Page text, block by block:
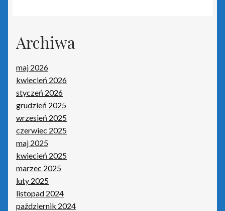
Tonery i tusze
WAPRO by Asseco
Zamówienie
Zdalna pomoc
Archiwa
maj 2026
kwiecień 2026
styczeń 2026
grudzień 2025
wrzesień 2025
czerwiec 2025
maj 2025
kwiecień 2025
marzec 2025
luty 2025
listopad 2024
październik 2024